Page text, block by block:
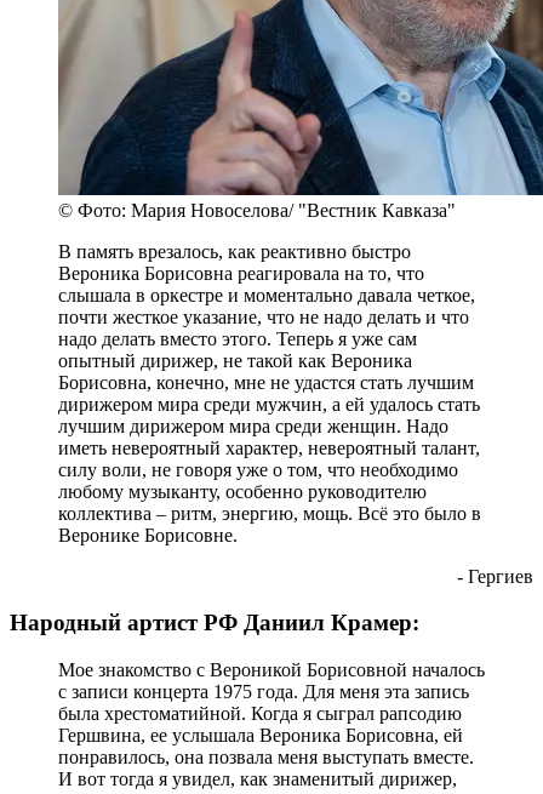
© Фото: Мария Новоселова/ "Вестник Кавказа"
В память врезалось, как реактивно быстро
Вероника Борисовна реагировала на то, что
слышала в оркестре и моментально давала четкое,
почти жесткое указание, что не надо делать и что
надо делать вместо этого. Теперь я уже сам
опытный дирижер, не такой как Вероника
Борисовна, конечно, мне не удастся стать лучшим
дирижером мира среди мужчин, а ей удалось стать
лучшим дирижером мира среди женщин. Надо
иметь невероятный характер, невероятный талант,
силу воли, не говоря уже о том, что необходимо
любому музыканту, особенно руководителю
коллектива – ритм, энергию, мощь. Всё это было в
Веронике Борисовне.
- Гергиев
Народный артист РФ Даниил Крамер:
Мое знакомство с Вероникой Борисовной началось
с записи концерта 1975 года. Для меня эта запись
была хрестоматийной. Когда я сыграл рапсодию
Гершвина, ее услышала Вероника Борисовна, ей
понравилось, она позвала меня выступать вместе.
И вот тогда я увидел, как знаменитый дирижер,